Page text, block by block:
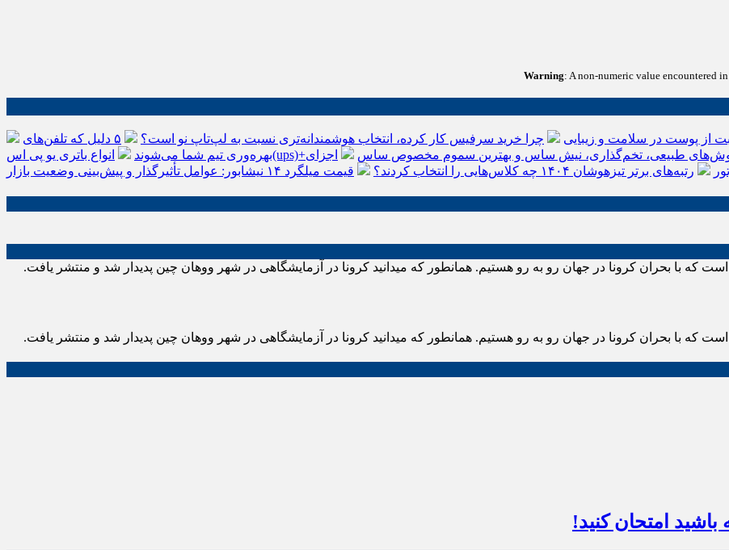
Warning: A non-numeric value encountered in
از پوست در سلامت و زیبایی چرا خرید سرفیس کار کرده، انتخاب هوشمندانه‌تری نسبت به لپ‌تاپ نو است؟
۵ دلیل که تلفن‌های IP سیسکو باعث افزایش
بهره‌وری تیم شما می‌شوند
طبیعی، تخم‌گذاری، نیش ساس و بهترین سموم مخصوص ساس
اجزای
رتبه‌های برتر تیزهوشان ۱۴۰۴ چه کلاس‌هایی را انتخاب کردند؟ قیمت میلگرد ۱۴ نیشابور: عوامل تأثیرگذار و پیش‌بینی وضعیت بازار
که با بحران کرونا در جهان رو به رو هستیم. همانطور که میدانید کرونا در آزمایشگاهی در شهر ووهان چین پدیدار شد و منتشر یافت.
که با بحران کرونا در جهان رو به رو هستیم. همانطور که میدانید کرونا در آزمایشگاهی در شهر ووهان چین پدیدار شد و منتشر یافت.
امتحان کنید!